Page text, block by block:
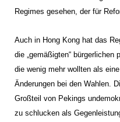
Regimes gesehen, der für
Auch in Hong Kong hat das
die „gemäßigten“ bürgerlichen
die wenig mehr wollten als
Änderungen bei den Wahlen.
Großteil von Pekings
zu schlucken als